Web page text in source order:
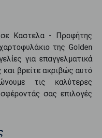
σε Καστελα - Προφήτης
της Golden
για επαγγελματικά
και βρείτε ακριβώς αυτό
τις καλύτερες
σας επιλογές